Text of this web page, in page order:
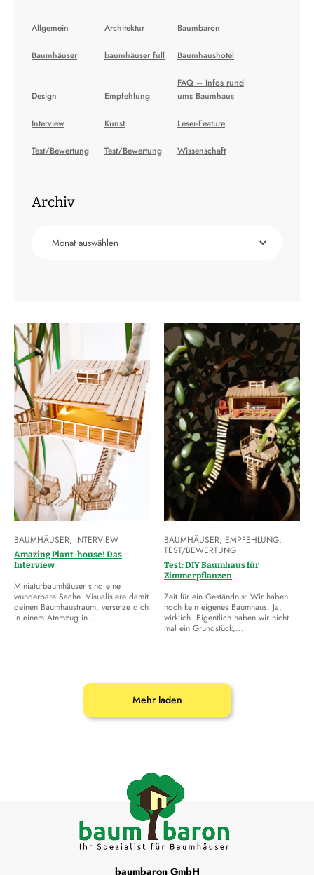
Allgemein Architektur Baumbaron
Baumhäuser baumhäuser full Baumhaushotel
Design Empfehlung
FAQ – Infos rund
ums Baumhaus
Interview Kunst Leser-Feature
Test/Bewertung Test/Bewertung Wissenschaft
Archiv
Archiv
Amazing Plant-house! Das
Interview
BAUMHÄUSER, INTERVIEW
Miniaturbaumhäuser sind eine
wunderbare Sache. Visualisiere damit
deinen Baumhaustraum, versetze dich
in einem Atemzug in...
Test: DIY Baumhaus für
Zimmerpflanzen
BAUMHÄUSER, EMPFEHLUNG,
TEST/BEWERTUNG
Zeit für ein Geständnis: Wir haben
noch kein eigenes Baumhaus. Ja,
wirklich. Eigentlich haben wir nicht
mal ein Grundstück,...
Mehr laden
baumbaron GmbH